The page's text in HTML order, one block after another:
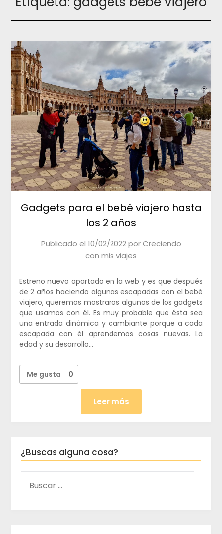
Gadgets para el bebé viajero hasta
los 2 años
Publicado el 10/02/2022porCreciendo
con mis viajes
Estreno nuevo apartado en la web y es que después
de 2 años haciendo algunas escapadas con el bebé
viajero, queremos mostraros algunos de los gadgets
que usamos con él. Es muy probable que ésta sea
una entrada dinámica y cambiante porque a cada
escapada con él aprendemos cosas nuevas. La
edad y su desarrollo…
Me gusta 0
Leer más
¿Buscas alguna cosa?